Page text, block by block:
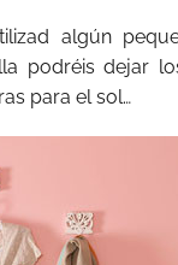
algún
podréis dejar
para el sol…